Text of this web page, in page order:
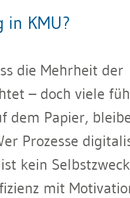
KMU?
die Mehrheit der
– doch viele
dem Papier,
Prozesse
kein
mit